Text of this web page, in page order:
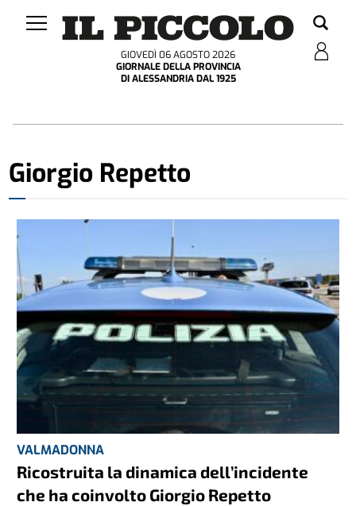
GIOVEDÌ 06 AGOSTO 2026
GIORNALE DELLA PROVINCIA
DI ALESSANDRIA DAL 1925
Giorgio Repetto
VALMADONNA
Ricostruita la dinamica dell’incidente
che ha coinvolto Giorgio Repetto